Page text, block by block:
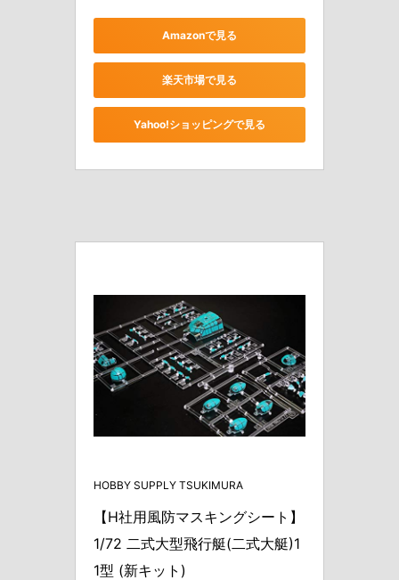
Amazonで見る
楽天市場で見る
Yahoo!ショッピングで見る
HOBBY SUPPLY TSUKIMURA
【H社用風防マスキングシート】
1/72 二式大型飛行艇(二式大艇)1
1型 (新キット)